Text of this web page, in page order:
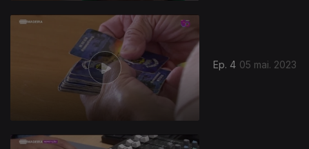
Ep. 4 05 mai. 2023